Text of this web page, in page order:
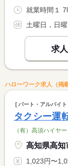
土曜日，日
求
ハローワーク求人（掲
パート・アルバイト
タクシー運
（有）高須ハイヤー
高知県高知
1,023円〜1,023円 ※フル